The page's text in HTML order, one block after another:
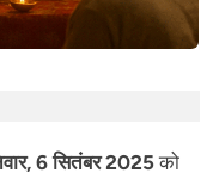
6 सितंबर 2025को